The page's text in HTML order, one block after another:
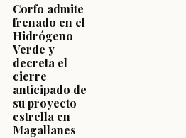
Corfo admite
frenado en el
Hidrógeno
Verde y
decreta el
cierre
anticipado de
su proyecto
estrella en
Magallanes